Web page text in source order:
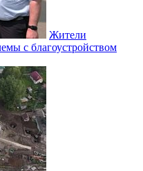
Жители
с благоустройством